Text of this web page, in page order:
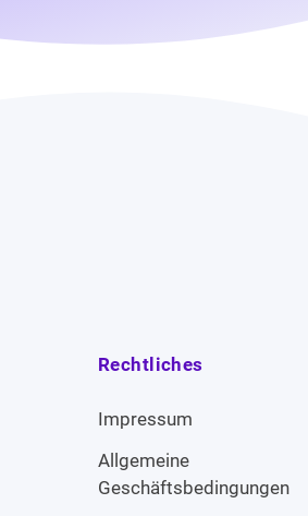
Rechtliches
Impressum
Allgemeine
Geschäftsbedingungen